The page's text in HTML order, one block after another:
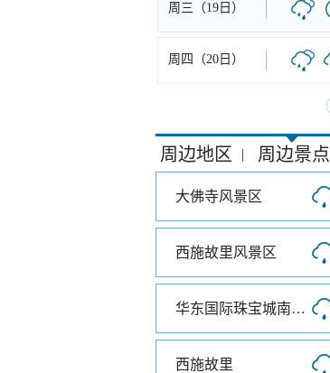
周三（19日）
周四（20日）
周边地区 | 周边景点
大佛寺风景区
西施故里风景区
华东国际珠宝城南大门
西施故里